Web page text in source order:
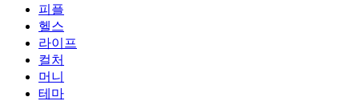
피플
헬스
라이프
컬처
머니
테마